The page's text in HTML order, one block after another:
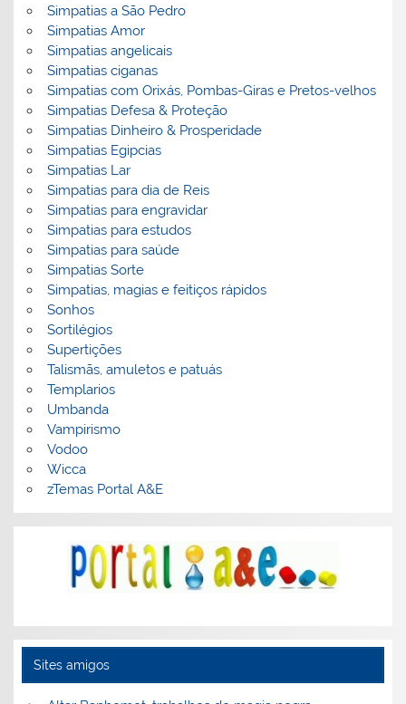
Simpatias a São Pedro
Simpatias Amor
Simpatias angelicais
Simpatias ciganas
Simpatias com Orixás, Pombas-Giras e Pretos-velhos
Simpatias Defesa & Proteção
Simpatias Dinheiro & Prosperidade
Simpatias Egipcias
Simpatias Lar
Simpatias para dia de Reis
Simpatias para engravidar
Simpatias para estudos
Simpatias para saúde
Simpatias Sorte
Simpatias, magias e feitiços rápidos
Sonhos
Sortilégios
Supertições
Talismãs, amuletos e patuás
Templarios
Umbanda
Vampirismo
Vodoo
Wicca
zTemas Portal A&E
Sites amigos